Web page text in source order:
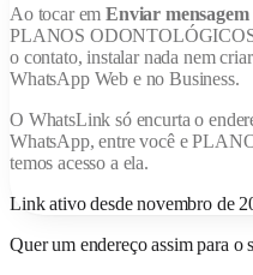
Ao tocar emEnviar mensagem
PLANOS
o contato, instalar nada nem
WhatsApp Web e no Business.
O WhatsLink só encurta o
WhatsApp, entre você e
temos acesso a ela.
Link ativo desde novembro de
Quer um endereço assim para o